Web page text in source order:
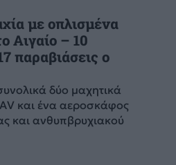
με οπλισμένα
Αιγαίο – 10
παραβιάσεις ο
δύο μαχητικά
και ένα αεροσκάφος
και ανθυπβρυχιακού